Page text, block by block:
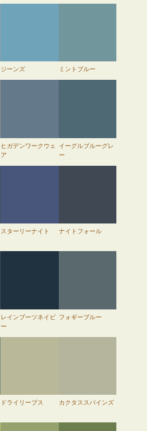
ジーンズ ミントブルー
ヒガデンワークウェ
ア
イーグルブルーグレ
ー
スターリーナイト ナイトフォール
レインブーツネイビ
ー
フォギーブルー
ドライリーブス カクタススパインズ